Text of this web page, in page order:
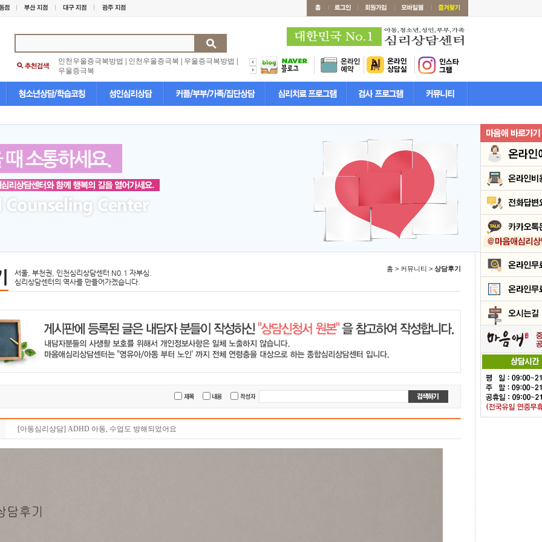
인천우울증극복방법 인천우울증극복 우울증극복방법
우울증극복
서울, 부천권, 인천심리상담센터 N0.1 자부심.
심리상담센터의 역사를 만들어가겠습니다.
홈 > 커뮤니티 > 상담후기
[아동심리상담] ADHD 아동, 수업도 방해되었어요